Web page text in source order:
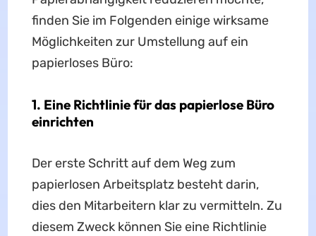
finden Sie im Folgenden einige wirksame
Möglichkeiten zur Umstellung auf ein
papierloses Büro:
1. Eine Richtlinie für das papierlose Büro
einrichten
Der erste Schritt auf dem Weg zum
papierlosen Arbeitsplatz besteht darin,
dies den Mitarbeitern klar zu vermitteln. Zu
diesem Zweck können Sie eine Richtlinie